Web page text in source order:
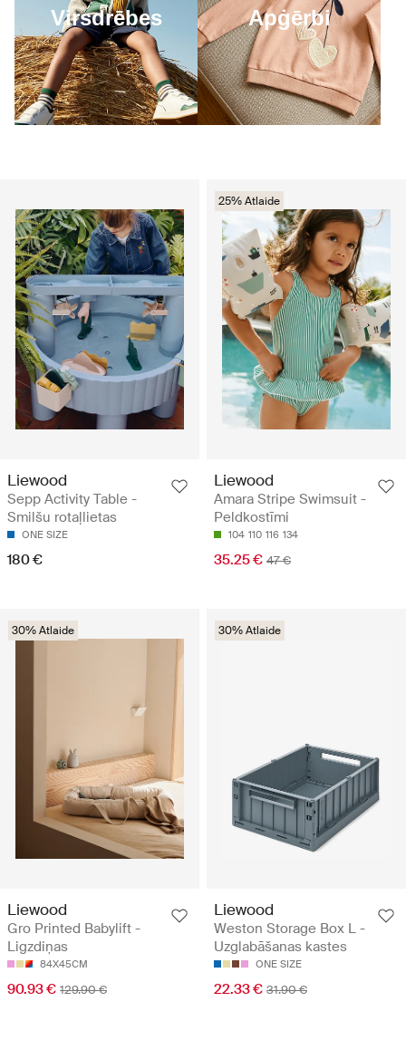
Liewood
Sepp Activity Table -
Smilšu rotaļlietas
ONE SIZE
180 €
25% Atlaide
Liewood
Amara Stripe Swimsuit -
Peldkostīmi
104 110 116 134
35.25 € 47 €
30% Atlaide
Liewood
Gro Printed Babylift -
Ligzdiņas
84X45CM
90.93 € 129.90 €
30% Atlaide
Liewood
Weston Storage Box L -
Uzglabāšanas kastes
ONE SIZE
22.33 € 31.90 €
Virsdrēbes Apġērbi